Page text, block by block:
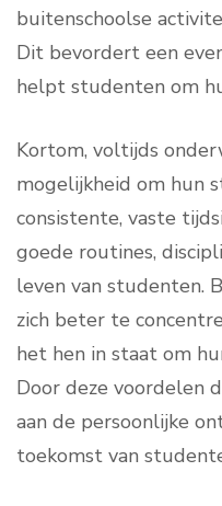
buitenschoolse
Dit bevordert een
helpt studenten om
Kortom, voltijds
mogelijkheid om hun
consistente, vaste
goede routines,
leven van studenten.
zich beter te
het hen in staat om
Door deze voordelen
aan de persoonlijke
toekomst van